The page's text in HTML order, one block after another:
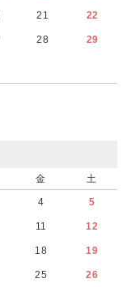
21 22
28 29
金 土
4 5
11 12
18 19
25 26